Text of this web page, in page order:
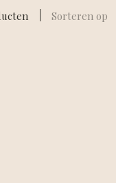
Sorteren op